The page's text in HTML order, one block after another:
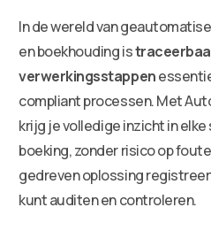
In de wereld van
en boekhouding is
verwerkingsstappen
compliant processen. Met
krijg je volledige inzicht in
boeking, zonder risico op
gedreven oplossing
kunt auditen en controleren.